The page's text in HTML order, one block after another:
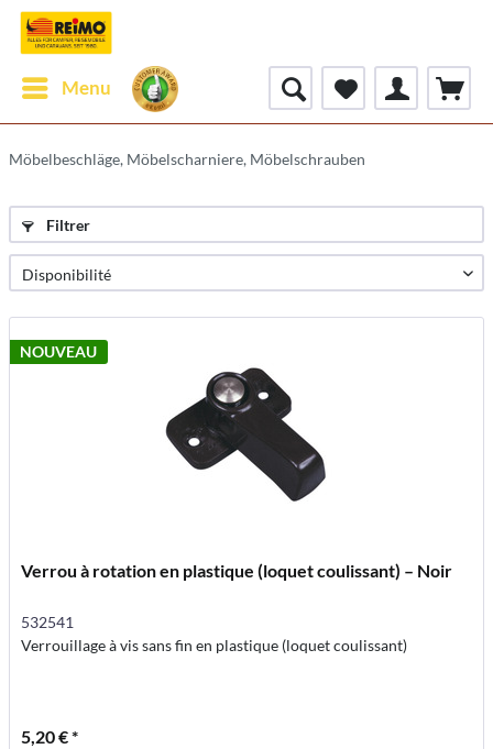
Menu
Möbelbeschläge, Möbelscharniere, Möbelschrauben
Filtrer
NOUVEAU
Verrou à rotation en plastique (loquet coulissant) – Noir
532541
Verrouillage à vis sans fin en plastique (loquet coulissant)
5,20 € *